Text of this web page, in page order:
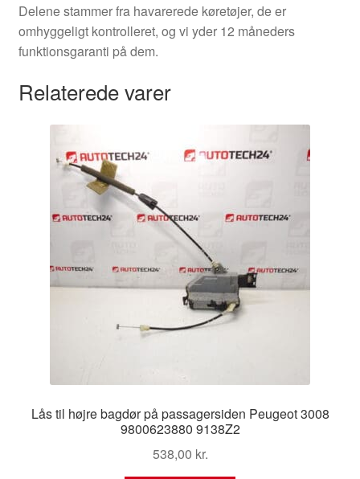
Delene stammer fra havarerede køretøjer, de er
omhyggeligt kontrolleret, og vi yder 12 måneders
funktionsgaranti på dem.
Relaterede varer
Lås til højre bagdør på passagersiden Peugeot 3008
9800623880 9138Z2
538,00 kr.